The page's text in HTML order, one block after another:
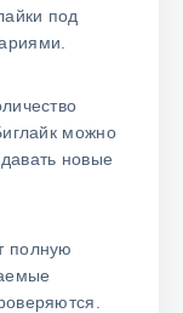
под
можно
новые
полную